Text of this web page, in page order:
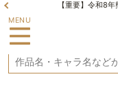
【重要】令和8
MENU